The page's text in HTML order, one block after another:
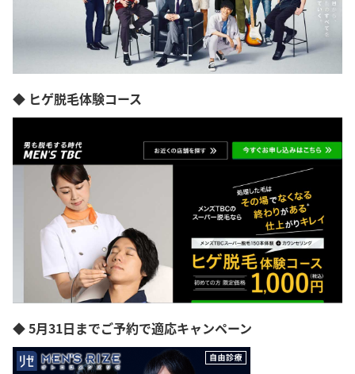
◆ ヒゲ脱毛体験コース
◆ 5月31日までご予約で適応キャンペーン